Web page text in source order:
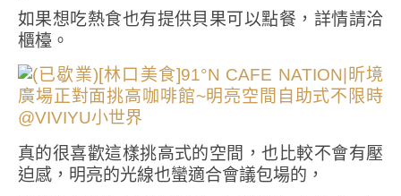
如果想吃熱食也有提供貝果可以點餐，詳情請洽
櫃檯。
真的很喜歡這樣挑高式的空間，也比較不會有壓
迫感，明亮的光線也蠻適合會議包場的，